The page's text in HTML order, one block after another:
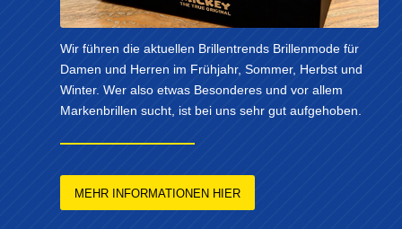
Wir führen die aktuellen Brillentrends Brillenmode für
Damen und Herren im Frühjahr, Sommer, Herbst und
Winter. Wer also etwas Besonderes und vor allem
Markenbrillen sucht, ist bei uns sehr gut aufgehoben.
MEHR INFORMATIONEN HIER